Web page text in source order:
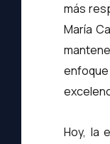
más
María
Hoy, la